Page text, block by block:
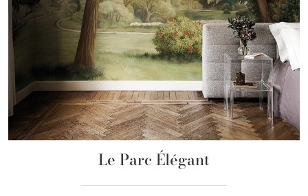
Le Parc Élégant